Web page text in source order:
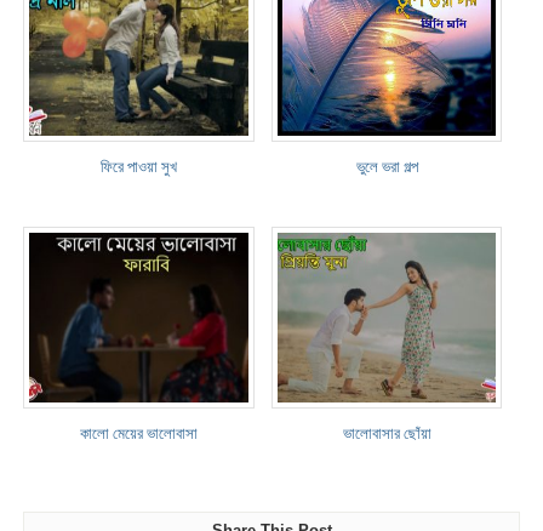
ফিরে পাওয়া সুখ ভুলে ভরা গল্প
কালো মেয়ের ভালোবাসা ভালোবাসার ছোঁয়া